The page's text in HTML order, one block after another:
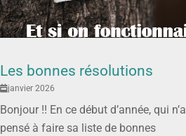
Les bonnes résolutions
janvier 2026
Bonjour !! En ce début d’année, qui
pensé à faire sa liste de bonnes